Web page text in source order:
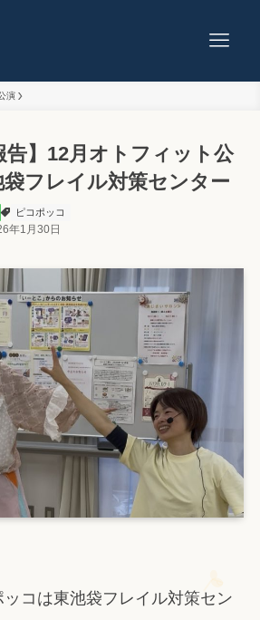
演
告】12月オトフィット公
フレイル対策センター
ピコポッコ
年1月30日
コは東池袋フレイル対策セン